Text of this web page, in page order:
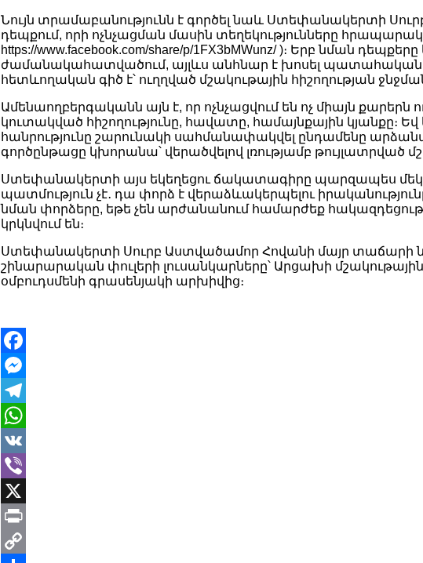
Նույն տրամաբանությունն է գործել նաև Ստեփանակերտի
դեպքում, որի ոչնչացման մասին տեղեկությունները
https://www.facebook.com/share/p/1FX3bMWunz/ )։ Երբ նման
ժամանակահատվածում, այլևս անհնար է խոսել
հետևողական գիծ է՝ ուղղված մշակութային հիշողության
Ամենաողբերգականն այն է, որ ոչնչացվում են ոչ միայն քարերն
կուտակված հիշողությունը, հավատը, համայնքային կյանքը։
հանրությունը շարունակի սահմանափակվել ընդամենը
գործընթացը կխորանա՝ վերածվելով լռությամբ թույլատրված
Ստեփանակերտի այս եկեղեցու ճակատագիրը պարզապես մեկ
պատմություն չէ․ դա փորձ է վերաձևակերպելու
նման փորձերը, եթե չեն արժանանում համարժեք
կրկնվում են։
Ստեփանակերտի Սուրբ Աստվածամոր Հովանի մայր տաճարի
շինարարական փուլերի լուսանկարները՝ Արցախի
օմբուդսմենի գրասենյակի արխիվից։
Facebook
Messenger
Telegram
WhatsApp
VK
Viber
X
Print